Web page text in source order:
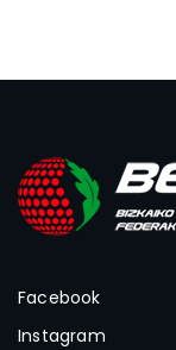
Facebook
Instagram